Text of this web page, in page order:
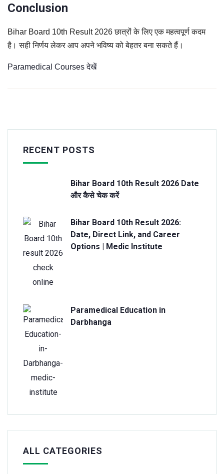
Conclusion
Bihar Board 10th Result 2026 छात्रों के लिए एक महत्वपूर्ण कदम
है। सही निर्णय लेकर आप अपने भविष्य को बेहतर बना सकते हैं।
Paramedical Courses देखें
RECENT POSTS
Bihar Board 10th Result 2026 Date
और कैसे चेक करें
Bihar Board 10th Result 2026:
Date, Direct Link, and Career
Options | Medic Institute
Paramedical Education in
Darbhanga
ALL CATEGORIES